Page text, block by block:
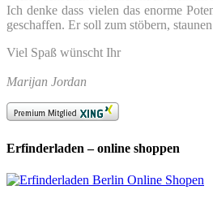
Ich denke dass vielen das enorme
geschaffen. Er soll zum stöbern,
Viel Spaß wünscht Ihr
Marijan Jordan
Erfinderladen – online shoppen